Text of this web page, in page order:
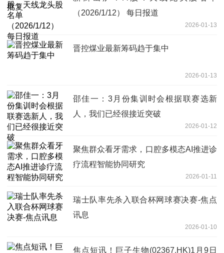
（2026/1/12） 每日报道
2026-01-13
晋控煤业最新筹码趋于集中
2026-01-13
邵佳一：3月份集训时会根据联赛选新
人，我们已经很接近突破
2026-01-12
聚焦群众看牙需求，口腔多模态AI推进诊
疗流程智能协同研究
2026-01-11
瑞士队率先杀入联合杯网球赛决赛-焦点
讯息
2026-01-10
焦点短讯！巨子生物(02367.HK)1月9日